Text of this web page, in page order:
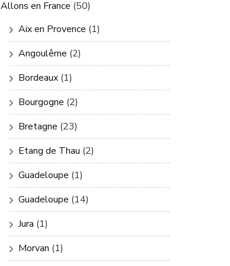
Allons en France (50)
Aix en Provence (1)
Angoulême (2)
Bordeaux (1)
Bourgogne (2)
Bretagne (23)
Etang de Thau (2)
Guadeloupe (1)
Guadeloupe (14)
Jura (1)
Morvan (1)